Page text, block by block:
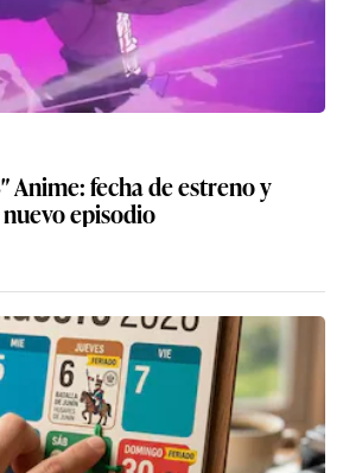
Anime: fecha de estreno y
episodio